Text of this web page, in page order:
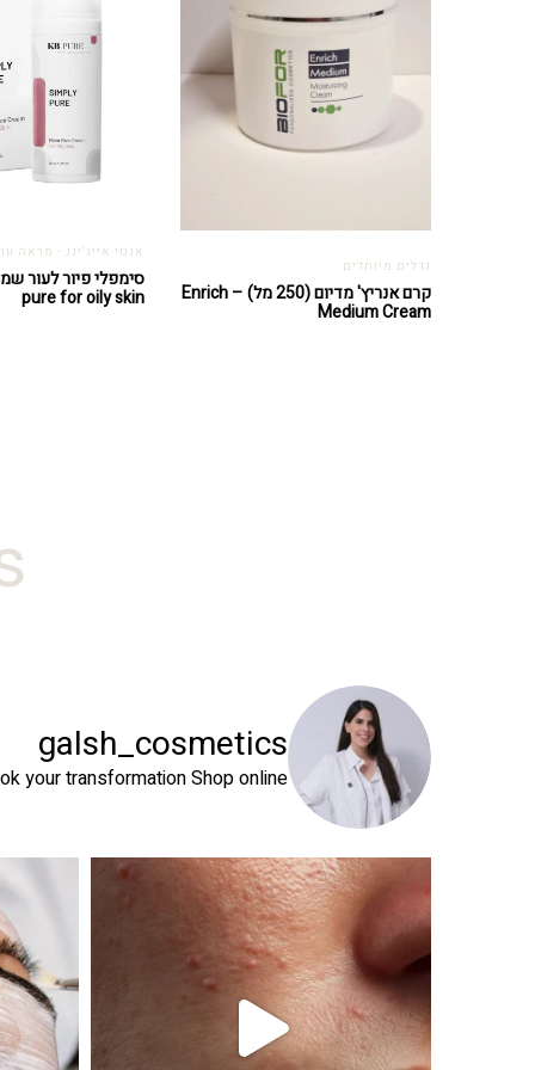
גדלים מיוחדים
קרם אנריץ' מדיום (250 מל) – Enrich
Medium Cream
אנטי אייג'ינג - מראה
pure for oily skin
galsh_cosmetics
your transformationShop online⬇️
טיפול פנים נכון הוא הרבה מעבר לניקוי העור. המטרה ה זה